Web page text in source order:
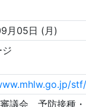
月05日 (月)
議会 予防接種